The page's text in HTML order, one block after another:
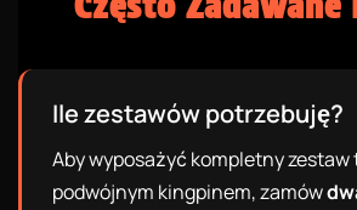
Ile zestawów potrzebuję?
Aby wyposażyć kompletny
podwójnym kingpinem, zamów